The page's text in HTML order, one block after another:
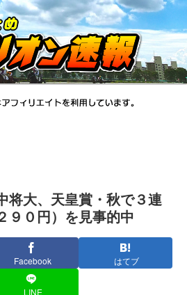
将大、天皇賞・秋で３連
９０円）を見事的中
Facebook はてブ
LINE